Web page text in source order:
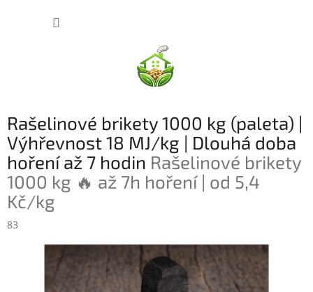
Rašelinové brikety 1000 kg (paleta) |
Výhřevnost 18 MJ/kg | Dlouhá doba
hoření až 7 hodin Rašelinové brikety
1000 kg 🔥 až 7h hoření | od 5,4
Kč/kg
83